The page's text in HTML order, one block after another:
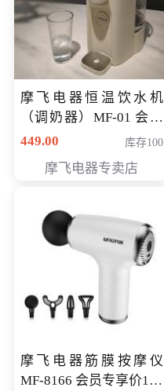
摩飞电器恒温饮水机
（调奶器）MF-01 会员
专享价366元
449.00 库存100
摩飞电器专卖店
摩飞电器筋膜按摩仪
MF-8166 会员专享价168